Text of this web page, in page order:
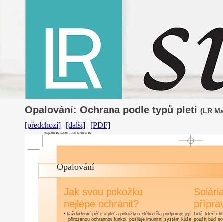
Opalování: Ochrana podle typů pleti (LR
[předchozí] [další] [PDF]
magazin 16.5.2005 10:38 Stránka 16
Opalování
Jak svou pokožku
nejlépe ochránit?
• každodenní péče o pleť a pokožku celého těla podporuje její
přirozenou ochrannou funkci, posiluje imunitní systém kůže
Lidé, kteří
použít buď